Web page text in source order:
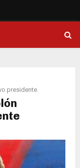
presidente